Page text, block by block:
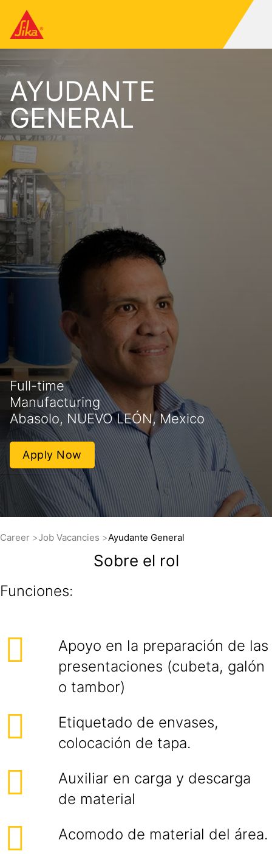
AYUDANTE
GENERAL
Full-time
Manufacturing
Abasolo, NUEVO LEÓN, Mexico
Apply Now
Career Job Vacancies Ayudante General
Sobre el rol
Funciones:
Apoyo en la preparación de las
presentaciones (cubeta, galón
o tambor)
Etiquetado de envases,
colocación de tapa.
Auxiliar en carga y descarga
de material
Acomodo de material del área.